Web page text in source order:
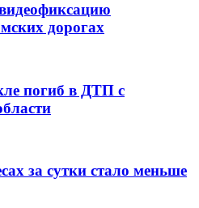
дорогах
погиб в ДТП с
за сутки стало меньше